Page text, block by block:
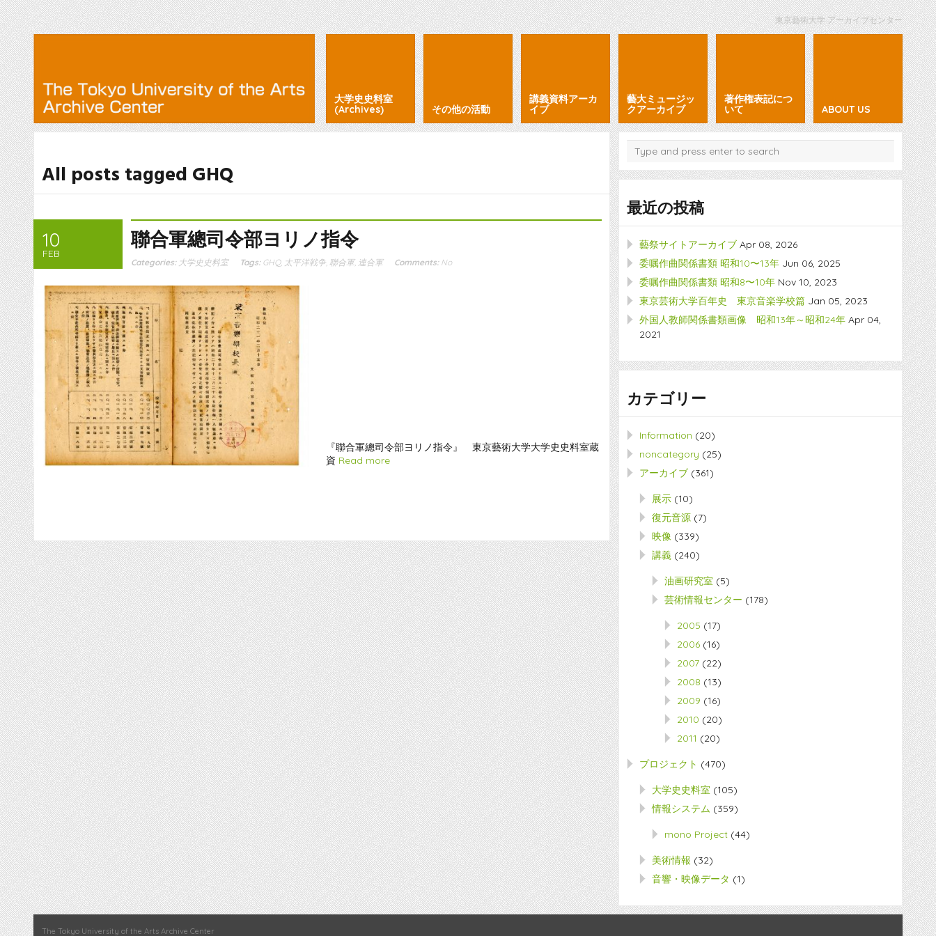
東京藝術大学 アーカイブセンター
大学史史料室
(Archives)
その他の活動
講義資料アーカ
イブ
藝大ミュージッ
クアーカイブ
著作権表記につ
いて
ABOUT US
All posts tagged GHQ
10
FEB 聯合軍總司令部ヨリノ指令
Categories: 大学史史料室 Tags: GHQ, 太平洋戦争, 聯合軍, 連合軍 Comments: No
『聯合軍總司令部ヨリノ指令』 東京藝術大学大学史史料室蔵
資 Read more
最近の投稿
藝祭サイトアーカイブ Apr 08, 2026
委嘱作曲関係書類 昭和10〜13年 Jun 06, 2025
委嘱作曲関係書類 昭和8〜10年 Nov 10, 2023
東京芸術大学百年史 東京音楽学校篇 Jan 05, 2023
外国人教師関係書類画像 昭和13年～昭和24年 Apr 04,
2021
カテゴリー
Information (20)
noncategory (25)
アーカイブ (361)
展示 (10)
復元音源 (7)
映像 (339)
講義 (240)
油画研究室 (5)
芸術情報センター (178)
2005 (17)
2006 (16)
2007 (22)
2008 (13)
2009 (16)
2010 (20)
2011 (20)
プロジェクト (470)
大学史史料室 (105)
情報システム (359)
mono Project (44)
美術情報 (32)
音響・映像データ (1)
The Tokyo University of the Arts Archive Center